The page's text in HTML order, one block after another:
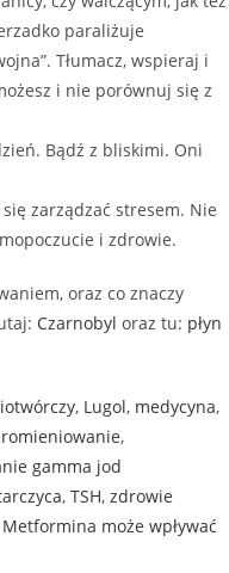
paraliżuje
Tłumacz, wspieraj i
i nie porównuj się z
Bądź z bliskimi. Oni
zarządzać stresem. Nie
i zdrowie.
oraz co znaczy
Czarnobyl oraz tu: płyn
, Lugol, medycyna,
,
gamma jod
, TSH, zdrowie
może wpływać